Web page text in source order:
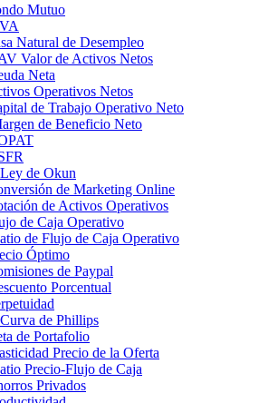
Mutuo
Natural de Desempleo
Valor de Activos Netos
Neta
Operativos Netos
de Trabajo Operativo Neto
de Beneficio Neto
de Okun
de Marketing Online
de Activos Operativos
de Caja Operativo
de Flujo de Caja Operativo
Óptimo
de Paypal
Porcentual
de Phillips
de Portafolio
Precio de la Oferta
Precio-Flujo de Caja
Privados